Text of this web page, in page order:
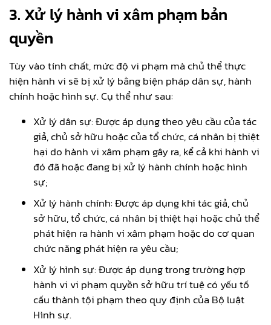
3. Xử lý hành vi xâm phạm bản
quyền
Tùy vào tính chất, mức độ vi phạm mà chủ thể thực
hiện hành vi sẽ bị xử lý bằng biện pháp dân sự, hành
chính hoặc hình sự. Cụ thể như sau:
Xử lý dân sự: Được áp dụng theo yêu cầu của tác
giả, chủ sở hữu hoặc của tổ chức, cá nhân bị thiệt
hại do hành vi xâm phạm gây ra, kể cả khi hành vi
đó đã hoặc đang bị xử lý hành chính hoặc hình
sự;
Xử lý hành chính: Được áp dụng khi tác giả, chủ
sở hữu, tổ chức, cá nhân bị thiệt hại hoặc chủ thể
phát hiện ra hành vi xâm phạm hoặc do cơ quan
chức năng phát hiện ra yêu cầu;
Xử lý hình sự: Được áp dụng trong trường hợp
hành vi vi phạm quyền sở hữu trí tuệ có yếu tố
cấu thành tội phạm theo quy định của Bộ luật
Hình sự.